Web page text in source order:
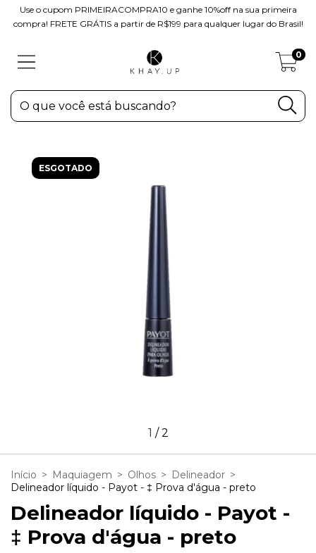
Use o cupom PRIMEIRACOMPRA10 e ganhe 10%off na sua primeira
compra! FRETE GRÁTIS a partir de R$199 para qualquer lugar do Brasil!
0
ESGOTADO
1 /2
Início > Maquiagem > Olhos > Delineador >
Delineador líquido - Payot - ‡ Prova d'água - preto
Delineador líquido - Payot -
‡ Prova d'água - preto